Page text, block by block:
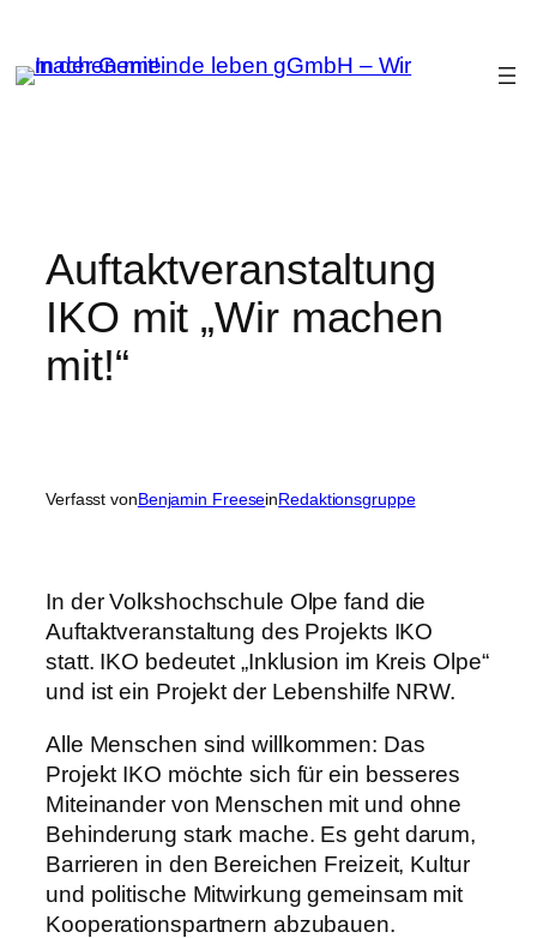
Inhalt
springen
Auftaktveranstaltung
IKO mit „Wir machen
mit!“
Verfasst vonBenjamin FreeseinRedaktionsgruppe
In der Volkshochschule Olpe fand die
Auftaktveranstaltung des Projekts IKO
statt. IKO bedeutet „Inklusion im Kreis Olpe“
und ist ein Projekt der Lebenshilfe NRW.
Alle Menschen sind willkommen: Das
Projekt IKO möchte sich für ein besseres
Miteinander von Menschen mit und ohne
Behinderung stark mache. Es geht darum,
Barrieren in den Bereichen Freizeit, Kultur
und politische Mitwirkung gemeinsam mit
Kooperationspartnern abzubauen.